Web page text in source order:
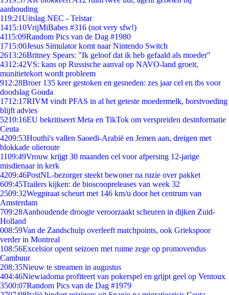
aanhouding
119:21Uitslag NEC - Telstar
1415:10VrijMiBabes #316 (not very sfw!)
4115:09Random Pics van de Dag #1980
1715:00Jesus Simulator komt naar Nintendo Switch
2613:26Britney Spears: "Ik geloof dat ik heb gefaald als moeder"
4312:42VS: kans op Russische aanval op NAVO-land groeit,
munitietekort wordt probleem
912:28Broer 135 keer gestoken en gesneden: zes jaar cel en tbs voor
doodslag Gouda
1712:17RIVM vindt PFAS in al het geteste moedermelk, borstvoeding
blijft advies
5210:16EU bekritiseert Meta en TikTok om verspreiden desinformatie
Ceuta
4209:53Houthi's vallen Saoedi-Arabië en Jemen aan, dreigen met
blokkade olieroute
1109:49Vrouw krijgt 30 maanden cel voor afpersing 12-jarige
misdienaar in kerk
4209:46PostNL-bezorger steekt bewoner na ruzie over pakket
609:45Trailers kijken: de bioscoopreleases van week 32
2509:32Wegpiraat scheurt met 146 km/u door het centrum van
Amsterdam
709:28Aanhoudende droogte veroorzaakt scheuren in dijken Zuid-
Holland
008:59Van de Zandschulp overleeft matchpoints, ook Griekspoor
verder in Montreal
108:56Excelsior opent seizoen met ruime zege op promovendus
Cambuur
208:35Nieuw te streamen in augustus
404:46Niewiadoma profiteert van pokerspel en grijpt geel op Ventoux
3500:07Random Pics van de Dag #1979